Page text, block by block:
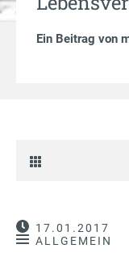
Ein Beitrag von
17.01.2017
ALLGEMEIN